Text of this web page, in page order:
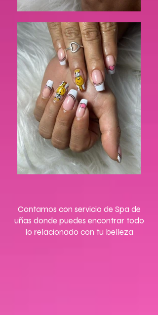
Contamos con servicio de Spa de
uñas donde puedes encontrar todo
lo relacionado con tu belleza